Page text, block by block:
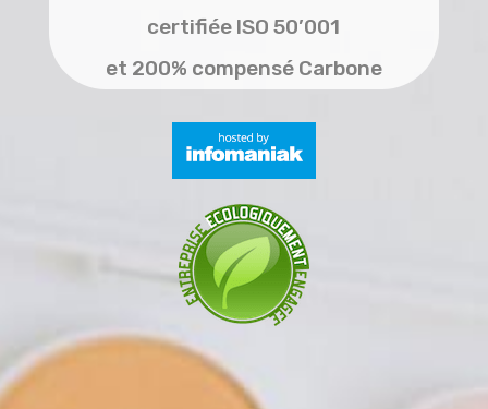
certifiée ISO 50’001
et 200% compensé Carbone